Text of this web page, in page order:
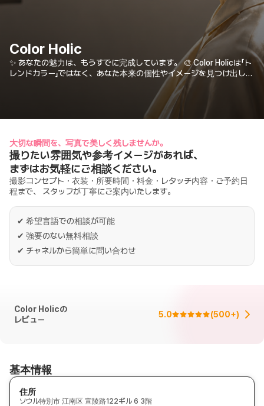
Color Holic
✨ あなたの魅力は、もうすでに完成しています。 🎨 Color Holicは「ト
レンドカラー」ではなく、あなた本来の個性やイメージを見つけ出し、
その魅力を ✨200%✨ 輝かせるプレミアム・パーソナルカラー＆イメ
大切な瞬間を、写真で美しく残しませんか。
撮りたい雰囲気や参考イメージがあれば、
まずはお気軽にご相談ください。
撮影コンセプト・衣装・所要時間・料金・レタッチ内容・ご予約日
程まで、 スタッフが丁寧にご案内いたします。
✔ 希望言語での相談が可能
✔ 強要のない無料相談
✔ チャネルから簡単に問い合わせ
Color Holicの
レビュー
5.0 (500+)
基本情報
住所
ソウル特別市 江南区 宣陵路122ギル 6 3階